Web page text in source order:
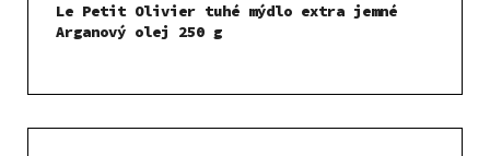
Le Petit Olivier tuhé mýdlo extra jemné
Arganový olej 250 g